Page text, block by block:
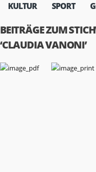
KULTUR SPORT
BEITRÄGE ZUM
‘CLAUDIA VANONI’